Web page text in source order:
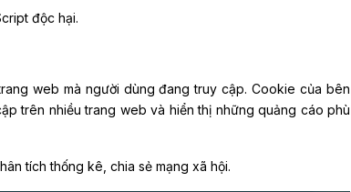
độc hại.
web mà người dùng đang truy cập. Cookie của bên
trên nhiều trang web và hiển thị những quảng cáo phù
tích thống kê, chia sẻ mạng xã hội.